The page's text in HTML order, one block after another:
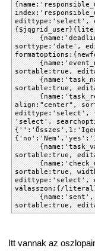
edittype:'select',
sorttype:'date',
sortable:true,
sortable:true,
align:"center",
edittype:'select',
'select',
sortable:true,
sortable:true,
edittype:'select',
válasszon;{/
{name:'sent',
sortable:true,
Itt vannak az